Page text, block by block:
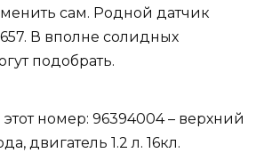
сам. Родной датчик
В вполне солидных
подобрать.
номер: 96394004 – верхний
двигатель 1.2 л. 16кл.